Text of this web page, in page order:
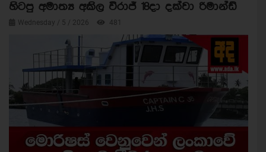
හිටපු අමාත්‍ය අකිල විරාජ් 18දා දක්වා රිමාන්ඩ්
Wednesday / 5 / 2026 481